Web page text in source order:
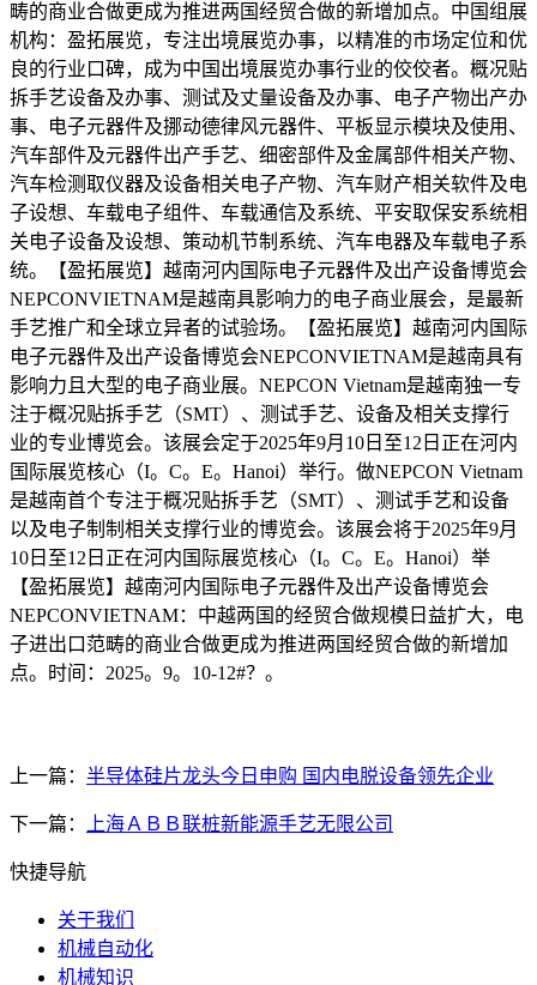
畴的商业合做更成为推进两国经贸合做的新增加点。中国组展
机构：盈拓展览，专注出境展览办事，以精准的市场定位和优
良的行业口碑，成为中国出境展览办事行业的佼佼者。概况贴
拆手艺设备及办事、测试及丈量设备及办事、电子产物出产办
事、电子元器件及挪动德律风元器件、平板显示模块及使用、
汽车部件及元器件出产手艺、细密部件及金属部件相关产物、
汽车检测取仪器及设备相关电子产物、汽车财产相关软件及电
子设想、车载电子组件、车载通信及系统、平安取保安系统相
关电子设备及设想、策动机节制系统、汽车电器及车载电子系
统。【盈拓展览】越南河内国际电子元器件及出产设备博览会
NEPCONVIETNAM是越南具影响力的电子商业展会，是最新
手艺推广和全球立异者的试验场。【盈拓展览】越南河内国际
电子元器件及出产设备博览会NEPCONVIETNAM是越南具有
影响力且大型的电子商业展。NEPCON Vietnam是越南独一专
注于概况贴拆手艺（SMT）、测试手艺、设备及相关支撑行
业的专业博览会。该展会定于2025年9月10日至12日正在河内
国际展览核心（I。C。E。Hanoi）举行。做NEPCON Vietnam
是越南首个专注于概况贴拆手艺（SMT）、测试手艺和设备
以及电子制制相关支撑行业的博览会。该展会将于2025年9月
10日至12日正在河内国际展览核心（I。C。E。Hanoi）举
【盈拓展览】越南河内国际电子元器件及出产设备博览会
NEPCONVIETNAM：中越两国的经贸合做规模日益扩大，电
子进出口范畴的商业合做更成为推进两国经贸合做的新增加
点。时间：2025。9。10-12#？。
上一篇： 半导体硅片龙头今日申购 国内电脱设备领先企业
下一篇： 上海ＡＢＢ联桩新能源手艺无限公司
快捷导航
关于我们
机械自动化
机械知识